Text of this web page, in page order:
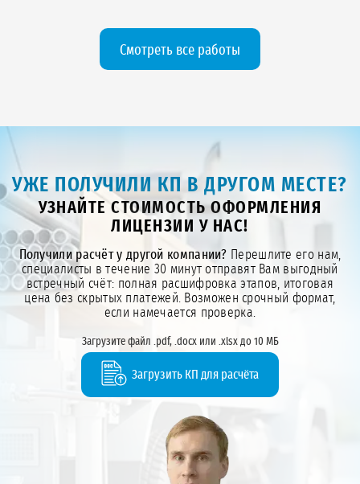
Смотреть все работы
УЖЕ ПОЛУЧИЛИ КП В ДРУГОМ МЕСТЕ?
УЗНАЙТЕ СТОИМОСТЬ ОФОРМЛЕНИЯ
ЛИЦЕНЗИИ У НАС!
Получили расчёт у другой компании? Перешлите его нам,
специалисты в течение 30 минут отправят Вам выгодный
встречный счёт: полная расшифровка этапов, итоговая
цена без скрытых платежей. Возможен срочный формат,
если намечается проверка.
Загрузите файл .pdf, .docx или .xlsx до 10 МБ
Загрузить КП для расчёта